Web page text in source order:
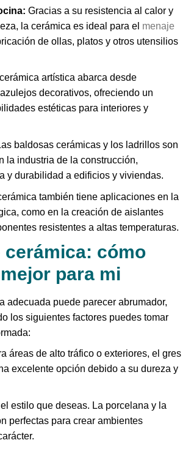
Gracias a su resistencia al calor y
la cerámica es ideal para el menaje
de ollas, platos y otros utensilios
artística abarca desde
decorativos, ofreciendo un
estéticas para interiores y
baldosas cerámicas y los ladrillos son
la industria de la construcción,
y durabilidad a edificios y viviendas.
también tiene aplicaciones en la
como en la creación de aislantes
resistentes a altas temperaturas.
cerámica: cómo
para mi
adecuada puede parecer abrumador,
los siguientes factores puedes tomar
áreas de alto tráfico o exteriores, el gres
excelente opción debido a su dureza y
estilo que deseas. La porcelana y la
perfectas para crear ambientes